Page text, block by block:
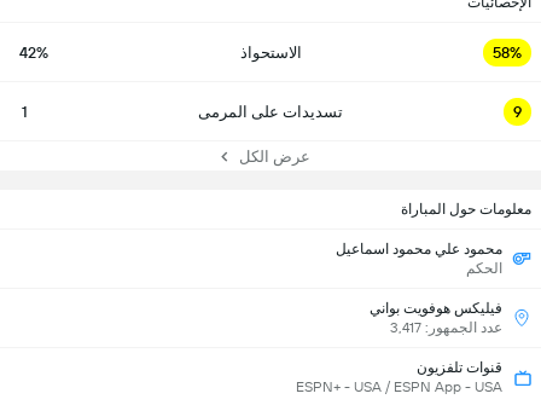
58% الاستحواذ 42%
9 تسديدات على المرمى 1
عرض الكل
معلومات حول المباراة
محمود علي محمود اسماعيل
الحكم
فيليكس هوفويت بواني
عدد الجمهور: 3,417
قنوات تلفزيون
ESPN+ - USA / ESPN App - USA